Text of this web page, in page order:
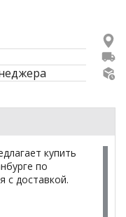
купить
по
с доставкой.